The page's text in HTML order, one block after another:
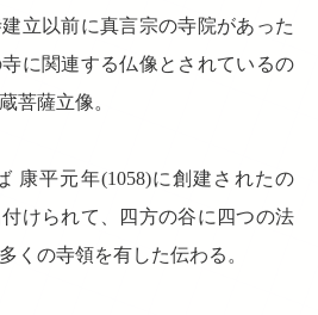
立以前に真言宗の寺院があった
に関連する仏像とされているの
菩薩立像。
康平元年(1058)に創建されたの
けられて、四方の谷に四つの法
くの寺領を有した伝わる。